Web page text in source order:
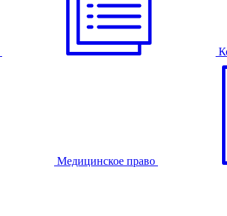
Медицинское право